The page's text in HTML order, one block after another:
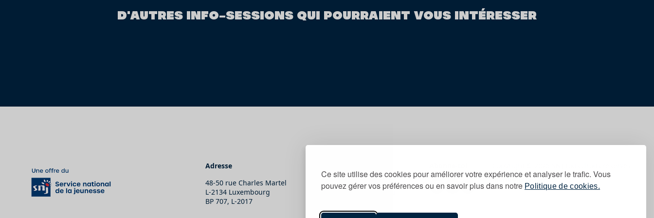
Ce site utilise des cookies pour améliorer votre expérience et analyser le trafic. Vous
pouvez gérer vos préférences ou en savoir plus dans notre Politique de cookies.
D'AUTRES INFO-SESSIONS QUI POURRAIENT VOUS INTÉRESSER
Adresse
48-50 rue Charles Martel
L-2134 Luxembourg
BP 707, L-2017
T. (+352) 247-86465
E.secretariat@snj.lu
Mentions légales